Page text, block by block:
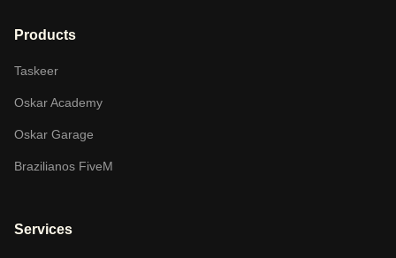
Products
Taskeer
Oskar Academy
Oskar Garage
Brazilianos FiveM
Services